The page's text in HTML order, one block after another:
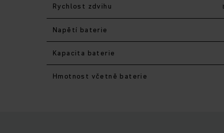
Rychlost zdvihu
Napětí baterie
Kapacita baterie
Hmotnost včetně baterie